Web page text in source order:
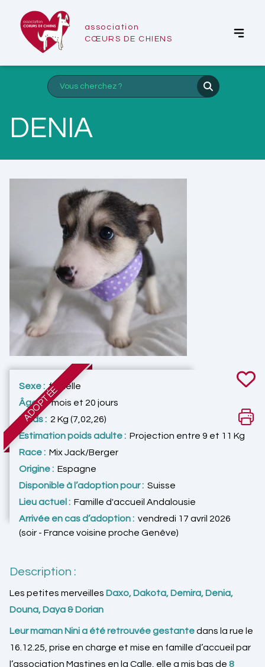
association
CŒURS DE CHIENS
DENIA
ADOPTÉE
Sexe : femelle
Âge :7 mois et 20 jours
Poids : 2 Kg (7,02,26)
Estimation poids adulte : Projection entre 9 et 11 Kg
Race : Mix Jack/Berger
Origine : Espagne
Disponible à l’adoption pour : Suisse
Lieu actuel : Famille d'accueil Andalousie
Arrivée en cas d’adoption : vendredi 17 avril 2026
(soir - France voisine proche Genêve)
Description :
Les petites merveilles Daxo, Dakota, Demira, Denia,
Douna, Daya & Dorian
Leur maman Nini a été retrouvée gestantedans la rue le
16.12.25, prise en charge et mise en famille d’accueil par
l’association Mastines en la Calle, elle a mis bas de 8